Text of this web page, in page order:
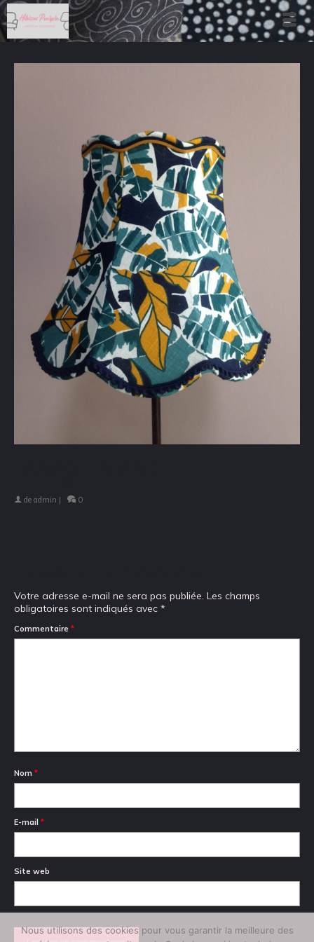
de admin | 0
Votre adresse e-mail ne sera pas publiée. Les champs
obligatoires sont indiqués avec *
Commentaire *
Nom *
E-mail *
Site web
Nous utilisons des cookies pour vous garantir la meilleure des